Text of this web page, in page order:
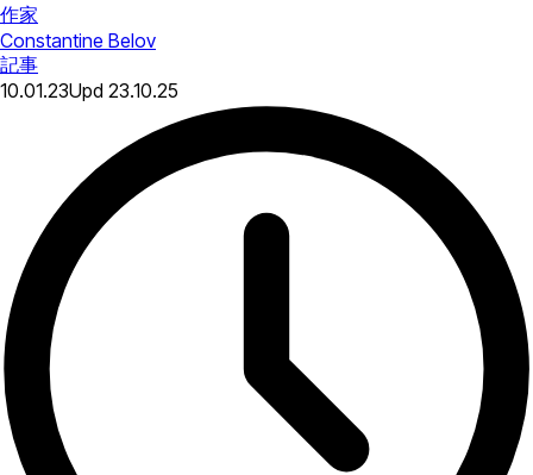
作家
Constantine Belov
記事
10.01.23Upd 23.10.25